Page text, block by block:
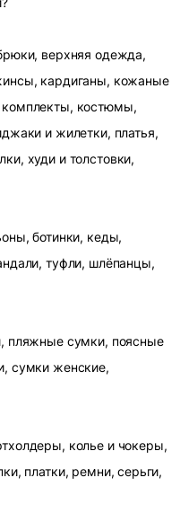
верхняя одежда,
кардиганы, кожаные
костюмы,
и жилетки, платья,
худи и толстовки,
ботинки, кеды,
туфли, шлёпанцы,
пляжные сумки, поясные
сумки женские,
колье и чокеры,
платки, ремни, серьги,